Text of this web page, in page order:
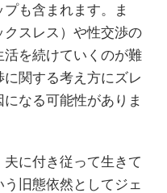
も含まれます。ま
スレス）や性交渉の
を続けていくのが難
関する考え方にズレ
なる可能性がありま
に付き従って生きて
旧態依然としてジェ